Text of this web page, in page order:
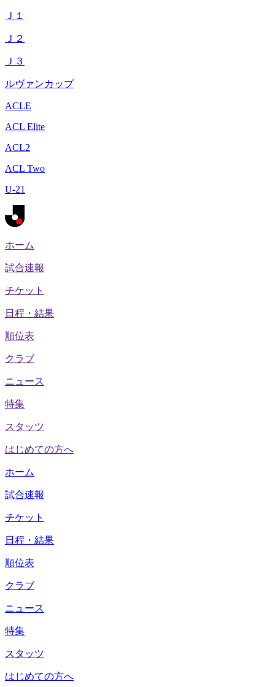
Ｊ１
Ｊ２
Ｊ３
ルヴァンカップ
ACLE
ACL Elite
ACL2
ACL Two
U-21
ホーム
試合速報
チケット
日程・結果
順位表
クラブ
ニュース
特集
スタッツ
はじめての方へ
ホーム
試合速報
チケット
日程・結果
順位表
クラブ
ニュース
特集
スタッツ
はじめての方へ